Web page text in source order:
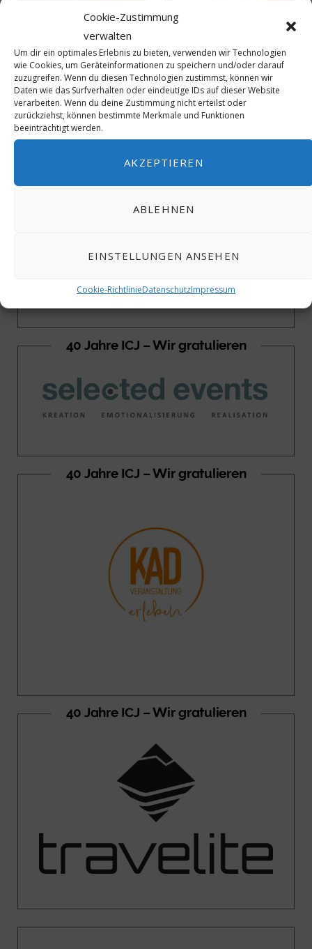
Cookie-Zustimmung
verwalten
Um dir ein optimales Erlebnis zu bieten, verwenden wir Technologien
wie Cookies, um Geräteinformationen zu speichern und/oder darauf
zuzugreifen. Wenn du diesen Technologien zustimmst, können wir
Daten wie das Surfverhalten oder eindeutige IDs auf dieser Website
verarbeiten. Wenn du deine Zustimmung nicht erteilst oder
zurückziehst, können bestimmte Merkmale und Funktionen
beeinträchtigt werden.
AKZEPTIEREN
ABLEHNEN
EINSTELLUNGEN ANSEHEN
Cookie-RichtlinieDatenschutzImpressum
PREV POST
Aldiana Club Rocca
Nettuno Calabria:
NEXT POST
Aldiana Club Rocca
Gassen, Kultur, Blog 5
40 Jahre ICJ – Wir gratulieren
40 Jahre ICJ – Wir gratulieren
40 Jahre ICJ – Wir gratulieren